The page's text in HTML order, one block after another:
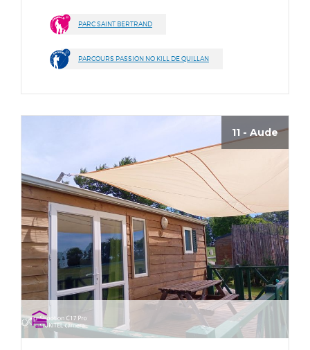
PARC SAINT BERTRAND
PARCOURS PASSION NO KILL DE QUILLAN
11 - Aude